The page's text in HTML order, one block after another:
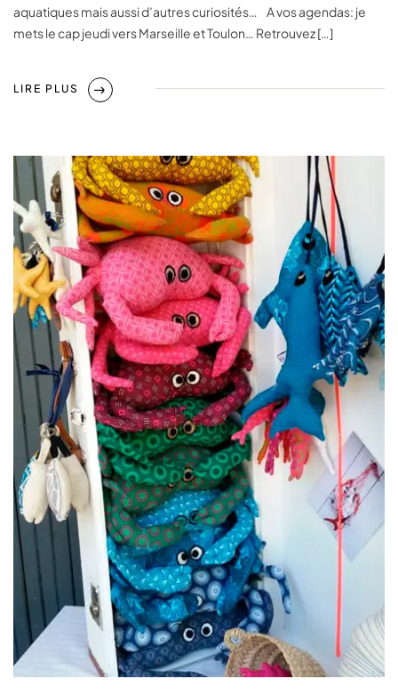
aquatiques mais aussi d’autres curiosités… A vos agendas: je
mets le cap jeudi vers Marseille et Toulon… Retrouvez […]
LIRE PLUS